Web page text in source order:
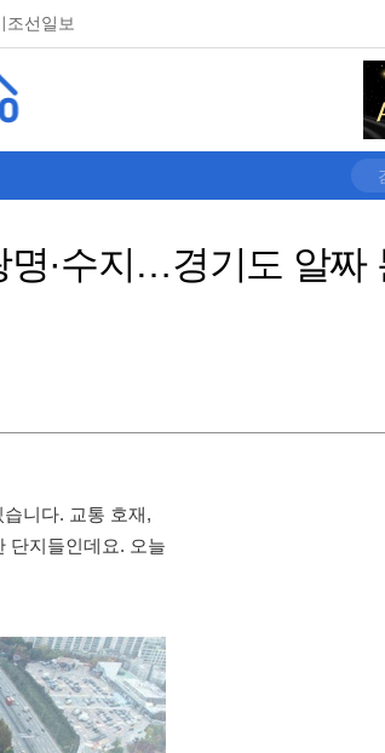
조선일보
명·수지…경기도 알짜
니다. 교통 호재,
단지들인데요. 오늘